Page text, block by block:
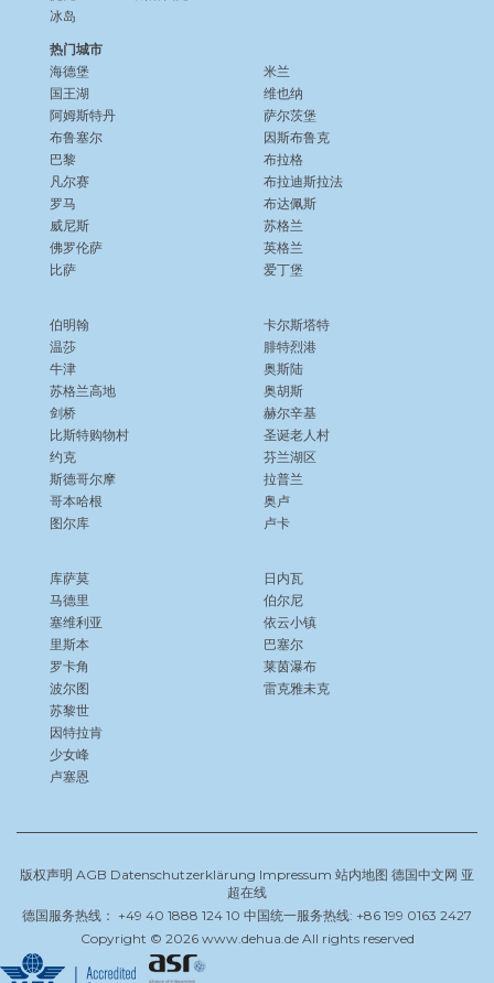
冰岛
热门城市
海德堡
国王湖
阿姆斯特丹
布鲁塞尔
巴黎
凡尔赛
罗马
威尼斯
佛罗伦萨
比萨
米兰
维也纳
萨尔茨堡
因斯布鲁克
布拉格
布拉迪斯拉法
布达佩斯
苏格兰
英格兰
爱丁堡
伯明翰
温莎
牛津
苏格兰高地
剑桥
比斯特购物村
约克
斯德哥尔摩
哥本哈根
图尔库
卡尔斯塔特
腓特烈港
奥斯陆
奥胡斯
赫尔辛基
圣诞老人村
芬兰湖区
拉普兰
奥卢
卢卡
库萨莫
马德里
塞维利亚
里斯本
罗卡角
波尔图
苏黎世
因特拉肯
少女峰
卢塞恩
日内瓦
伯尔尼
依云小镇
巴塞尔
莱茵瀑布
雷克雅未克
版权声明 AGB Datenschutzerklärung Impressum 站内地图 德国中文网 亚
超在线
德国服务热线： +49 40 1888 124 10 中国统一服务热线: +86 199 0163 2427
Copyright © 2026 www.dehua.de All rights reserved